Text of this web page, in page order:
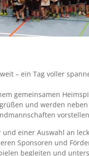
– ein Tag voller
gemeinsamen
und werden
einer Auswahl an
Sponsoren und
begleiten und